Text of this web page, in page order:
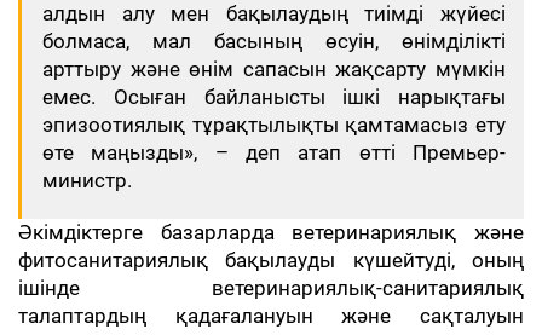
алдын алу мен бақылаудың тиімді жүйесі
болмаса, мал басының өсуін, өнімділікті
арттыру және өнім сапасын жақсарту мүмкін
емес. Осыған байланысты ішкі нарықтағы
эпизоотиялық тұрақтылықты қамтамасыз ету
өте маңызды», – деп атап өтті Премьер-
министр.
Әкімдіктерге базарларда ветеринариялық және
фитосанитариялық бақылауды күшейтуді, оның
ішінде ветеринариялық-санитариялық
талаптардың қадағалануын және сақталуын